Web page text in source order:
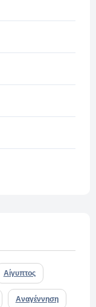
Αίγυπτος
Αναγέννηση